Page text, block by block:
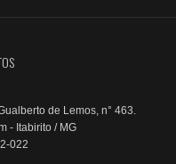
de Lemos, n° 463.
- Itabirito / MG
022